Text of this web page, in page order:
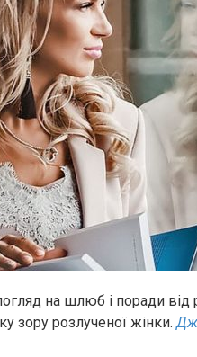
на шлюб і поради від
зору розлученої жінки.